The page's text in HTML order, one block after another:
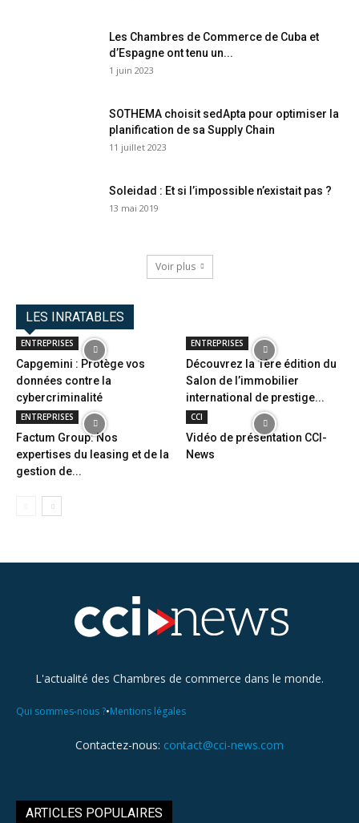
Les Chambres de Commerce de Cuba et
d’Espagne ont tenu un...
1 juin 2023
SOTHEMA choisit sedApta pour optimiser la
planification de sa Supply Chain
11 juillet 2023
Soleidad : Et si l’impossible n’existait pas ?
13 mai 2019
Voir plus
LES INRATABLES
ENTREPRISES
Capgemini : Protège vos
données contre la
cybercriminalité
ENTREPRISES
Découvrez la 1ère édition du
Salon de l’immobilier
international de prestige...
ENTREPRISES
Factum Group: Nos
expertises du leasing et de la
gestion de...
CCI
Vidéo de présentation CCI-
News
L'actualité des Chambres de commerce dans le monde.
Qui sommes-nous ?•Mentions légales
Contactez-nous: contact@cci-news.com
ARTICLES POPULAIRES